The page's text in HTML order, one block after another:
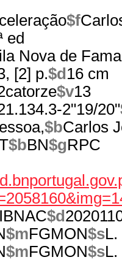
$f
ed
Nova de
[2] p.$d 16 cm
$v13
2"19/20"
$bCarlos
$bBN$gRPC
$d
$mFGMON$sL.
$mFGMON$sL.